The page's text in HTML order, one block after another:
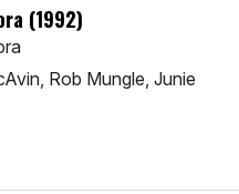
(1992)
Rob Mungle, Junie